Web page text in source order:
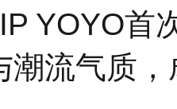
YOYO首
潮流气质